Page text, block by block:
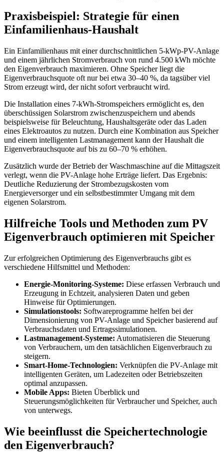
Praxisbeispiel: Strategie für einen
Einfamilienhaus-Haushalt
Ein Einfamilienhaus mit einer durchschnittlichen 5-kWp-PV-Anlage
und einem jährlichen Stromverbrauch von rund 4.500 kWh möchte
den Eigenverbrauch maximieren. Ohne Speicher liegt die
Eigenverbrauchsquote oft nur bei etwa 30–40 %, da tagsüber viel
Strom erzeugt wird, der nicht sofort verbraucht wird.
Die Installation eines 7-kWh-Stromspeichers ermöglicht es, den
überschüssigen Solarstrom zwischenzuspeichern und abends
beispielsweise für Beleuchtung, Haushaltsgeräte oder das Laden
eines Elektroautos zu nutzen. Durch eine Kombination aus Speicher
und einem intelligenten Lastmanagement kann der Haushalt die
Eigenverbrauchsquote auf bis zu 60–70 % erhöhen.
Zusätzlich wurde der Betrieb der Waschmaschine auf die Mittagszeit
verlegt, wenn die PV-Anlage hohe Erträge liefert. Das Ergebnis:
Deutliche Reduzierung der Strombezugskosten vom
Energieversorger und ein selbstbestimmter Umgang mit dem
eigenen Solarstrom.
Hilfreiche Tools und Methoden zum PV
Eigenverbrauch optimieren mit Speicher
Zur erfolgreichen Optimierung des Eigenverbrauchs gibt es
verschiedene Hilfsmittel und Methoden:
Energie-Monitoring-Systeme: Diese erfassen Verbrauch und
Erzeugung in Echtzeit, analysieren Daten und geben
Hinweise für Optimierungen.
Simulationstools: Softwareprogramme helfen bei der
Dimensionierung von PV-Anlage und Speicher basierend auf
Verbrauchsdaten und Ertragssimulationen.
Lastmanagement-Systeme: Automatisieren die Steuerung
von Verbrauchern, um den tatsächlichen Eigenverbrauch zu
steigern.
Smart-Home-Technologien: Verknüpfen die PV-Anlage mit
intelligenten Geräten, um Ladezeiten oder Betriebszeiten
optimal anzupassen.
Mobile Apps: Bieten Überblick und
Steuerungsmöglichkeiten für Verbraucher und Speicher, auch
von unterwegs.
Wie beeinflusst die Speichertechnologie
den Eigenverbrauch?